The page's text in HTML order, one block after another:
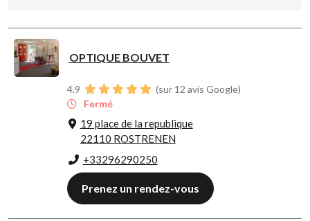
OPTIQUE BOUVET
4.9
(sur 12 avis Google)
Fermé
19 place de la republique
22110 ROSTRENEN
+33296290250
Prenez un rendez-vous